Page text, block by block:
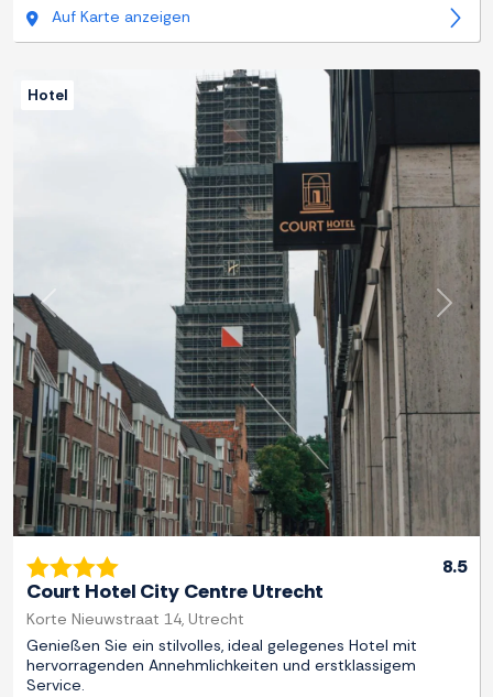
Auf Karte anzeigen
Zurück
Hotel
8.5
Court Hotel City Centre Utrecht
Korte Nieuwstraat 14, Utrecht
Genießen Sie ein stilvolles, ideal gelegenes Hotel mit
hervorragenden Annehmlichkeiten und erstklassigem
Service.